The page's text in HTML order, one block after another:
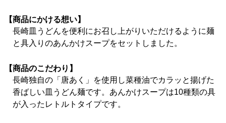
【商品にかける想い】
長崎皿うどんを便利にお召し上がりいただけるように麺
と具入りのあんかけスープをセットしました。
【商品のこだわり】
長崎独自の「唐あく」を使用し菜種油でカラッと揚げた
香ばしい皿うどん麺です。あんかけスープは10種類の具
が入ったレトルトタイプです。